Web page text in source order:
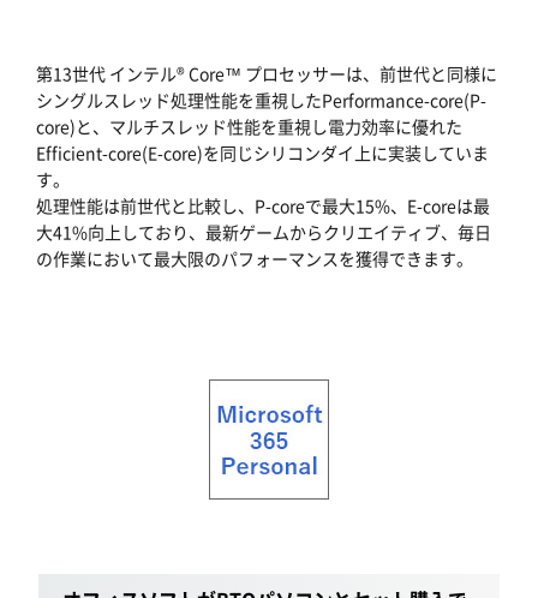
第13世代 インテル® Core™ プロセッサーは、前世代と同様に
シングルスレッド処理性能を重視したPerformance-core(P-
core)と、マルチスレッド性能を重視し電力効率に優れた
Efficient-core(E-core)を同じシリコンダイ上に実装していま
す。
処理性能は前世代と比較し、P-coreで最大15%、E-coreは最
大41%向上しており、最新ゲームからクリエイティブ、毎日
の作業において最大限のパフォーマンスを獲得できます。